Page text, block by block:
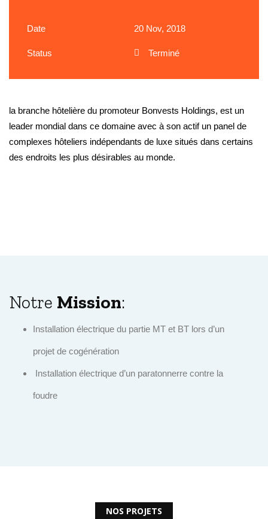
Date 20 Nov, 2018
Status Terminé
la branche hôtelière du promoteur Bonvests Holdings, est un
leader mondial dans ce domaine avec à son actif un panel de
complexes hôteliers indépendants de luxe situés dans certains
des endroits les plus désirables au monde.
Notre Mission:
Installation électrique du partie MT et BT lors d’un
projet de cogénération
Installation électrique d’un paratonnerre contre la
foudre
NOS PROJETS